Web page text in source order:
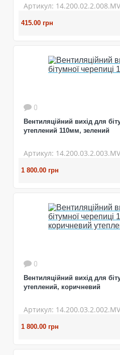
Артикул: 14.200.02.2.008.MV
415.00 грн
0
Вентиляційний вихід для
утеплений 110мм, зелений
Артикул: 14.200.03.2.003.MV
1 800.00 грн
0
Вентиляційний вихід для
утеплений, коричневий
Артикул: 14.200.03.2.002.MV
1 800.00 грн